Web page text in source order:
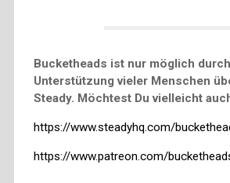
Bucketheads ist nur möglich
Unterstützung vieler Menschen
Steady. Möchtest Du vielleicht
https://www.steadyhq.com/
https://www.patreon.com/